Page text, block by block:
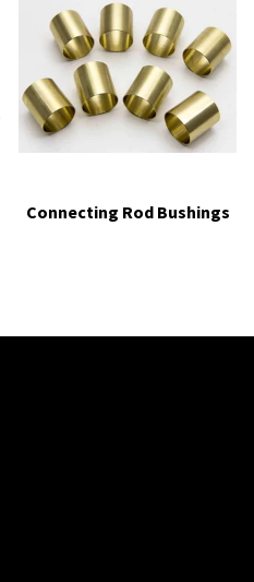
Connecting Rod Bushings